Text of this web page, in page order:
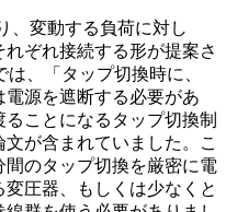
、変動する負荷に対し
ぞれ接続する形が提案さ
、「タップ切換時に、
源を遮断する必要があ
ことになるタップ切換制
が含まれていました。こ
のタップ切換を厳密に電
圧器、もしくは少なくと